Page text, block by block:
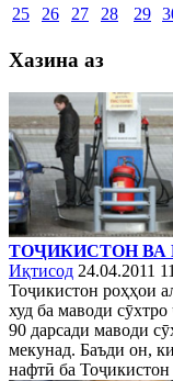
25
26 27 28 29
Хазина аз
ТОҶИКИСТОН ВА
Иқтисод 24.04.2011
Тоҷикистон роҳҳои
худ ба маводи
90 дарсади маводи
мекунад. Баъди он,
нафтӣ ба